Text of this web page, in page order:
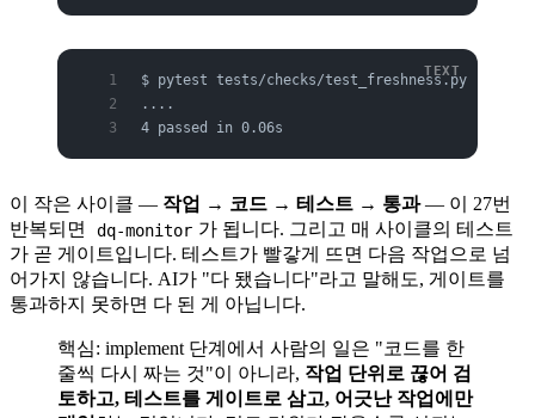
$ pytest tests/checks/test_freshness.py -q
....
4 passed in 0.06s
이 작은 사이클 — 작업 → 코드 → 테스트 → 통과— 이 27번
반복되면
dq-monitor 가 됩니다. 그리고 매 사이클의 테스트
가 곧 게이트입니다. 테스트가 빨갛게 뜨면 다음 작업으로 넘
어가지 않습니다. AI가 "다 됐습니다"라고 말해도, 게이트를
통과하지 못하면 다 된 게 아닙니다.
핵심: implement 단계에서 사람의 일은 "코드를 한
줄씩 다시 짜는 것"이 아니라, 작업 단위로 끊어 검
토하고, 테스트를 게이트로 삼고, 어긋난 작업에만